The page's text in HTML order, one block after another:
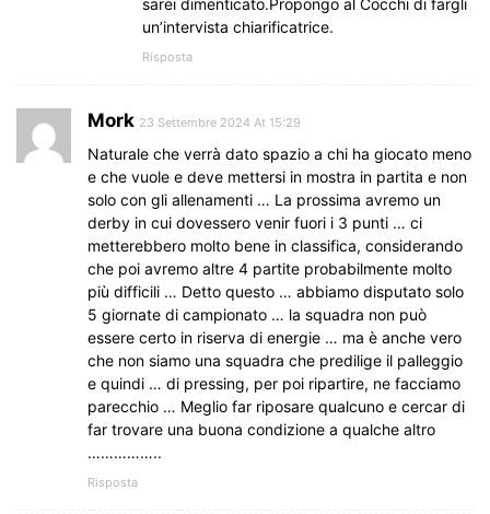
sarei dimenticato.Propongo al Cocchi di fargli
un’intervista chiarificatrice.
Risposta
Mork 23 Settembre 2024 At 15:29
Naturale che verrà dato spazio a chi ha giocato meno
e che vuole e deve mettersi in mostra in partita e non
solo con gli allenamenti … La prossima avremo un
derby in cui dovessero venir fuori i 3 punti … ci
metterebbero molto bene in classifica, considerando
che poi avremo altre 4 partite probabilmente molto
più difficili … Detto questo … abbiamo disputato solo
5 giornate di campionato … la squadra non può
essere certo in riserva di energie … ma è anche vero
che non siamo una squadra che predilige il palleggio
e quindi … di pressing, per poi ripartire, ne facciamo
parecchio … Meglio far riposare qualcuno e cercar di
far trovare una buona condizione a qualche altro
……………..
Risposta